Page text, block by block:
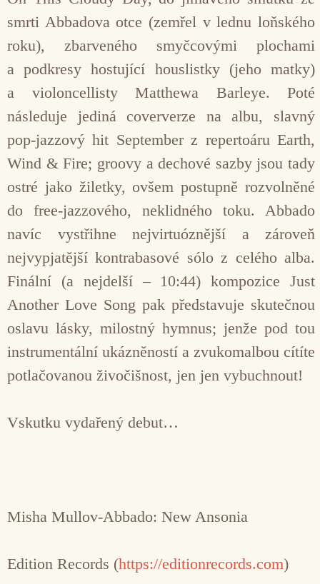
smrti Abbadova otce (zemřel v lednu loňského
roku), zbarveného smyčcovými plochami
a podkresy hostující houslistky (jeho matky)
a violoncellisty Matthewa Barleye. Poté
následuje jediná coververze na albu, slavný
pop-jazzový hit September z repertoáru Earth,
Wind & Fire; groovy a dechové sazby jsou tady
ostré jako žiletky, ovšem postupně rozvolněné
do free-jazzového, neklidného toku. Abbado
navíc vystřihne nejvirtuóznější a zároveň
nejvypjatější kontrabasové sólo z celého alba.
Finální (a nejdelší – 10:44) kompozice Just
Another Love Song pak představuje skutečnou
oslavu lásky, milostný hymnus; jenže pod tou
instrumentální ukázněností a zvukomalbou cítíte
potlačovanou živočišnost, jen jen vybuchnout!
Vskutku vydařený debut…
Misha Mullov-Abbado: New Ansonia
Edition Records (https://editionrecords.com)